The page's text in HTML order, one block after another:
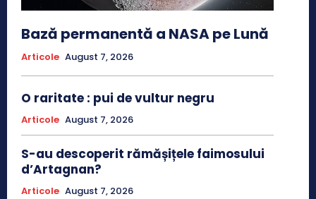
Bază permanentă a NASA pe Lună
Articole August 7, 2026
O raritate : pui de vultur negru
Articole August 7, 2026
S-au descoperit rămășițele faimosului
d’Artagnan?
Articole August 7, 2026